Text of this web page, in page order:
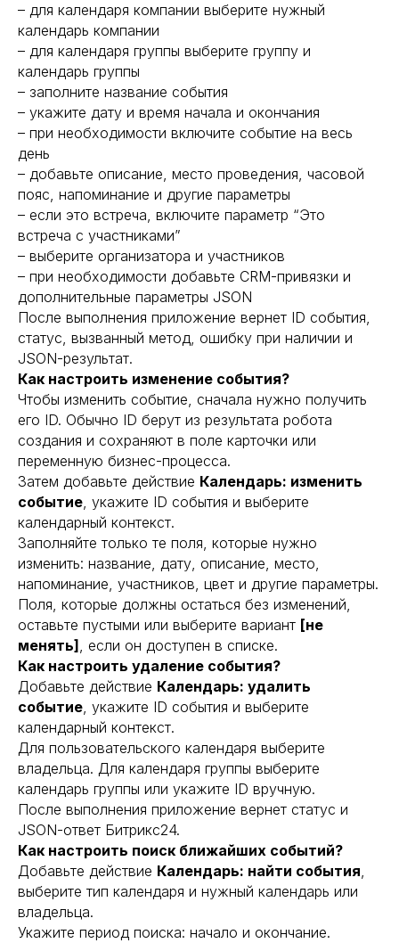
– для календаря компании выберите нужный
календарь компании
– для календаря группы выберите группу и
календарь группы
– заполните название события
– укажите дату и время начала и окончания
– при необходимости включите событие на весь
день
– добавьте описание, место проведения, часовой
пояс, напоминание и другие параметры
– если это встреча, включите параметр “Это
встреча с участниками”
– выберите организатора и участников
– при необходимости добавьте CRM-привязки и
дополнительные параметры JSON
После выполнения приложение вернет ID события,
статус, вызванный метод, ошибку при наличии и
JSON-результат.
Как настроить изменение события?
Чтобы изменить событие, сначала нужно получить
его ID. Обычно ID берут из результата робота
создания и сохраняют в поле карточки или
переменную бизнес-процесса.
Затем добавьте действие Календарь: изменить
событие, укажите ID события и выберите
календарный контекст.
Заполняйте только те поля, которые нужно
изменить: название, дату, описание, место,
напоминание, участников, цвет и другие параметры.
Поля, которые должны остаться без изменений,
оставьте пустыми или выберите вариант [не
менять], если он доступен в списке.
Как настроить удаление события?
Добавьте действие Календарь: удалить
событие, укажите ID события и выберите
календарный контекст.
Для пользовательского календаря выберите
владельца. Для календаря группы выберите
календарь группы или укажите ID вручную.
После выполнения приложение вернет статус и
JSON-ответ Битрикс24.
Как настроить поиск ближайших событий?
Добавьте действие Календарь: найти события,
выберите тип календаря и нужный календарь или
владельца.
Укажите период поиска: начало и окончание.